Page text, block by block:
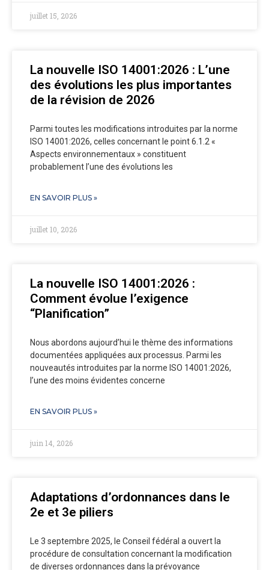
juillet 15, 2026
La nouvelle ISO 14001:2026 : L’une
des évolutions les plus importantes
de la révision de 2026
Parmi toutes les modifications introduites par la norme
ISO 14001:2026, celles concernant le point 6.1.2 «
Aspects environnementaux » constituent
probablement l’une des évolutions les
EN SAVOIR PLUS »
juillet 10, 2026
La nouvelle ISO 14001:2026 :
Comment évolue l’exigence
“Planification”
Nous abordons aujourd’hui le thème des informations
documentées appliquées aux processus. Parmi les
nouveautés introduites par la norme ISO 14001:2026,
l’une des moins évidentes concerne
EN SAVOIR PLUS »
juin 14, 2026
Adaptations d’ordonnances dans le
2e et 3e piliers
Le 3 septembre 2025, le Conseil fédéral a ouvert la
procédure de consultation concernant la modification
de diverses ordonnances dans la prévoyance